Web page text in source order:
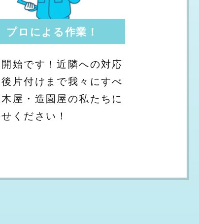
プロによる作業！
始です！近隣への対応
片付けまで我々にすべ
屋・造園屋の私たちに
ください！